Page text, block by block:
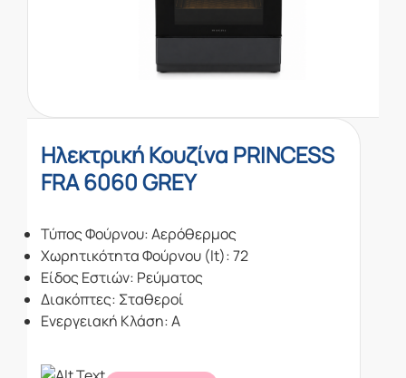
Ηλεκτρική Κουζίνα PRINCESS
FRA 6060 GREY
Τύπος Φούρνου: Αερόθερμος
Χωρητικότητα Φούρνου (lt): 72
Είδος Εστιών: Ρεύματος
Διακόπτες: Σταθεροί
Ενεργειακή Κλάση: Α